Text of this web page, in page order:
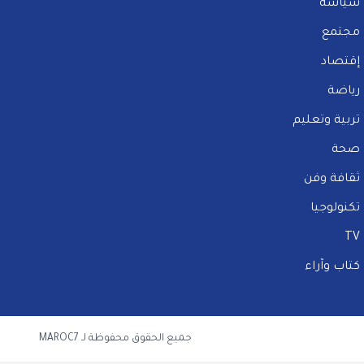
سياسة
مجتمع
إقتصاد
رياضة
تربية وتعليم
صحة
ثقافة وفن
تكنولوجيا
TV
كتاب وآراء
جميع الحقوق محفوظة لـ MAROC7